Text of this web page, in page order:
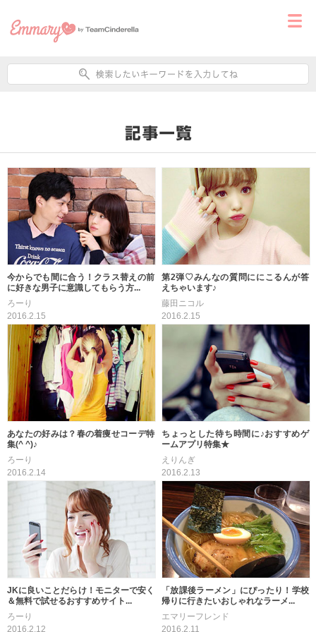
今からでも間に合う！クラス替えの前
に好きな男子に意識してもらう方...
ろーり
2016.2.15
第2弾♡みんなの質問ににこるんが答
えちゃいます♪
藤田ニコル
2016.2.15
あなたの好みは？春の着痩せコーデ特
集(^ ^)♪
ろーり
2016.2.14
ちょっとした待ち時間に♪おすすめゲ
ームアプリ特集★
えりんぎ
2016.2.13
JKに良いことだらけ！モニターで安く
＆無料で試せるおすすめサイト...
ろーり
2016.2.12
「放課後ラーメン」にぴったり！学校
帰りに行きたいおしゃれなラーメ...
エマリーフレンド
2016.2.11